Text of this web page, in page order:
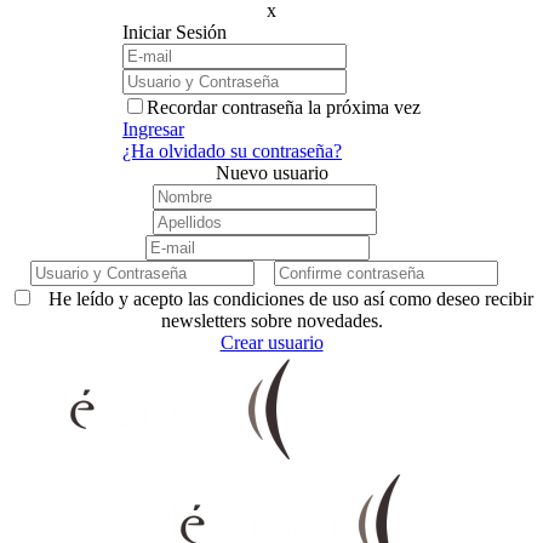
x
Iniciar Sesión
Recordar contraseña la próxima vez
Ingresar
¿Ha olvidado su contraseña?
Nuevo usuario
He leído y acepto las condiciones de uso así como deseo recibir
newsletters sobre novedades.
Crear usuario